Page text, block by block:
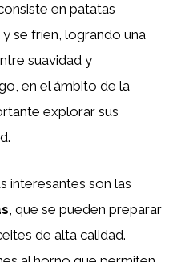
en patatas
se fríen, logrando una
suavidad y
en el ámbito de la
explorar sus
interesantes son las
, que se pueden preparar
de alta calidad.